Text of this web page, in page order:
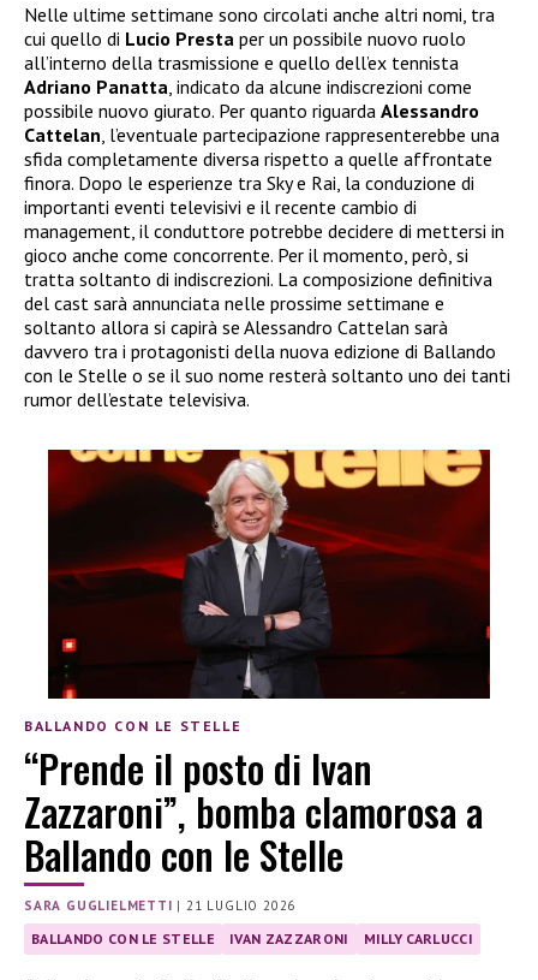
Nelle ultime settimane sono circolati anche altri nomi, tra
cui quello di Lucio Presta per un possibile nuovo ruolo
all’interno della trasmissione e quello dell’ex tennista
Adriano Panatta , indicato da alcune indiscrezioni come
possibile nuovo giurato. Per quanto riguarda Alessandro
Cattelan , l’eventuale partecipazione rappresenterebbe una
sfida completamente diversa rispetto a quelle affrontate
finora. Dopo le esperienze tra Sky e Rai, la conduzione di
importanti eventi televisivi e il recente cambio di
management, il conduttore potrebbe decidere di mettersi in
gioco anche come concorrente. Per il momento, però, si
tratta soltanto di indiscrezioni. La composizione definitiva
del cast sarà annunciata nelle prossime settimane e
soltanto allora si capirà se Alessandro Cattelan sarà
davvero tra i protagonisti della nuova edizione di Ballando
con le Stelle o se il suo nome resterà soltanto uno dei tanti
rumor dell’estate televisiva.
BALLANDO CON LE STELLE
“Prende il posto di Ivan
Zazzaroni”, bomba clamorosa a
Ballando con le Stelle
SARA GUGLIELMETTI |21 LUGLIO 2026
BALLANDO CON LE STELLE IVAN ZAZZARONI MILLY CARLUCCI